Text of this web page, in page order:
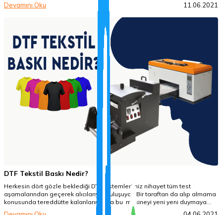
şekilleniyor. Biz de sizlere güzel öneriler sunmak açısından bu blog
yazısını oluşturalım dedik, keyifli okumalar dileriz.
Devamını Oku 11.06.2021
DTF Tekstil Baskı Nedir?
Herkesin dört gözle beklediği DTF sistemlerimiz nihayet tüm test
aşamalarından geçerek alıcılarıyla buluşuyor. Bir taraftan da alıp almama
konusunda tereddütte kalanların veya bu makineyi yeni yeni duymaya
başlayanların aklında birçok soru oluşmaya başlıyor. Biz de hem bu